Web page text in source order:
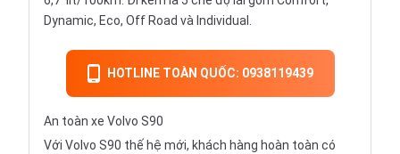
Dynamic, Eco, Off Road và Individual.
HOTLINE TOÀN QUỐC: 0938119439
An toàn xe Volvo S90
Với Volvo S90 thế hệ mới, khách hàng hoàn toàn có